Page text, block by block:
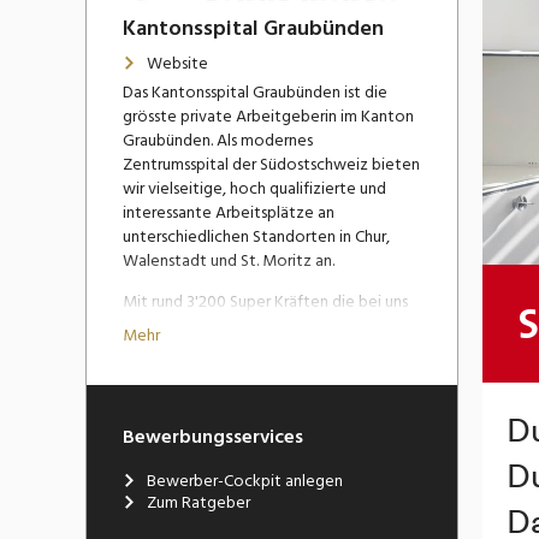
Kantonsspital Graubünden
Website
Das Kantonsspital Graubünden ist die
grösste private Arbeitgeberin im Kanton
Graubünden. Als modernes
Zentrumsspital der Südostschweiz bieten
wir vielseitige, hoch qualifizierte und
interessante Arbeitsplätze an
unterschiedlichen Standorten in Chur,
Walenstadt und St. Moritz an.
Mit rund 3'200 Super Kräften die bei uns
arbeiten, verfügen wir über eine
attraktive Grösse: wir sind klein genug,
und Methoden zu finanzieren, sodass
Spitzenmedizin angeboten werden
kann.
Mehr
Bewerbungsservices
Bewerber-Cockpit anlegen
Zum Ratgeber